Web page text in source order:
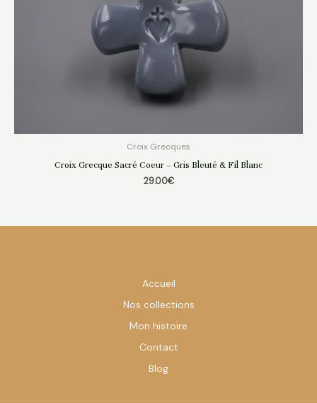
Croix Grecques
Croix Grecque Sacré Coeur – Gris Bleuté & Fil Blanc
29.00€
Accueil
Nos collections
Mon histoire
Contact
Blog